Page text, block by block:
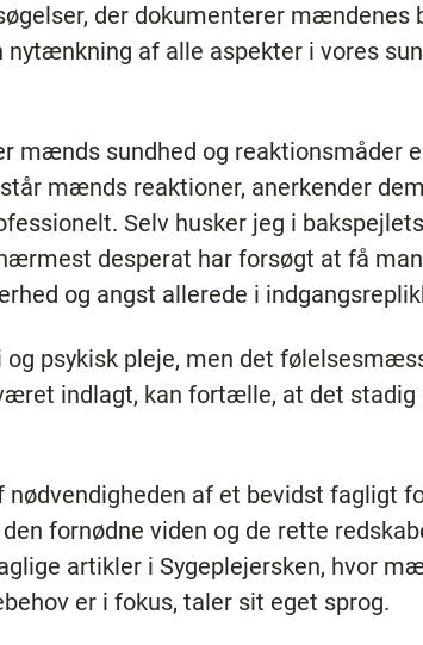
der dokumenterer mændenes
nytænkning af alle aspekter i vores
mænds sundhed og reaktionsmåder
mænds reaktioner, anerkender
Selv husker jeg i
desperat har forsøgt at få
og angst allerede i
psykisk pleje, men det
indlagt, kan fortælle, at det
af et bevidst fagligt
fornødne viden og de rette
artikler i Sygeplejersken, hvor
er i fokus, taler sit eget sprog.